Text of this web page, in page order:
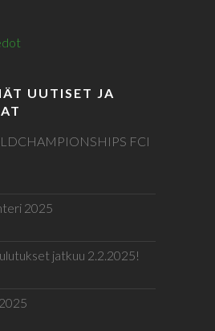
UUTISET JA
FCI
2025
jatkuu 2.2.2025!